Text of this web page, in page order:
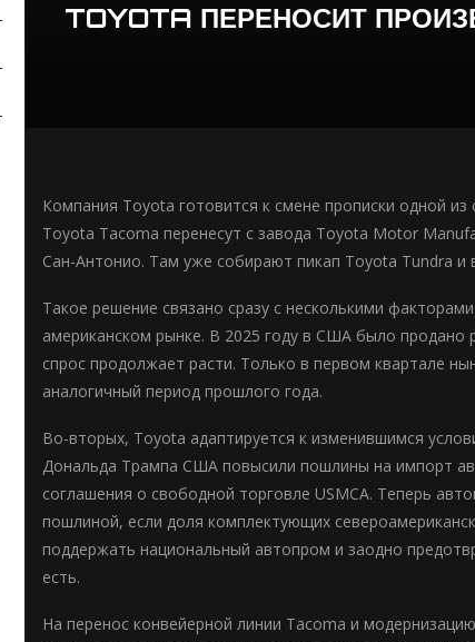
TOYOTA ПЕРЕНОСИТ
Компания Toyota готовится к смене прописки одной
Toyota Tacoma перенесут с завода Toyota Motor
Сан-Антонио. Там уже собирают пикап Toyota Tundra и
Такое решение связано сразу с несколькими
американском рынке. В 2025 году в США было продано
спрос продолжает расти. Только в первом квартале
аналогичный период прошлого года.
Во-вторых, Toyota адаптируется к изменившимся
Дональда Трампа США повысили пошлины на импорт
соглашения о свободной торговле USMCA. Теперь
пошлиной, если доля комплектующих
поддержать национальный автопром и заодно
есть.
На перенос конвейерной линии Tacoma и